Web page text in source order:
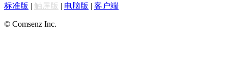
标准版 | 触屏版 | 电脑版 | 客户端
© Comsenz Inc.